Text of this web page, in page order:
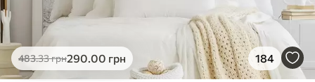
483.33грн290.00 грн 184